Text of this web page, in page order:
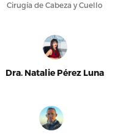
Cirugía de Cabeza y Cuello
Dra. Natalie Pérez Luna